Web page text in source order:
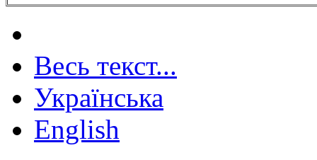
Весь текст...
Українська
English